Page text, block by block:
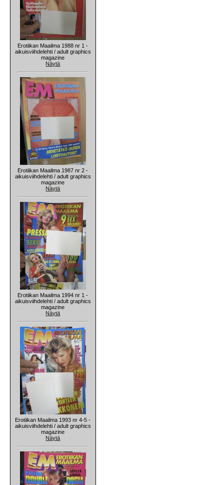
Erotiikan Maailma 1988 nr 1 -
aikuisviihdelehti / adult graphics
magazine
Näytä
Erotiikan Maailma 1987 nr 2 -
aikuisviihdelehti / adult graphics
magazine
Näytä
Erotiikan Maailma 1994 nr 1 -
aikuisviihdelehti / adult graphics
magazine
Näytä
Erotiikan Maailma 1993 nr 4-5 -
aikuisviihdelehti / adult graphics
magazine
Näytä